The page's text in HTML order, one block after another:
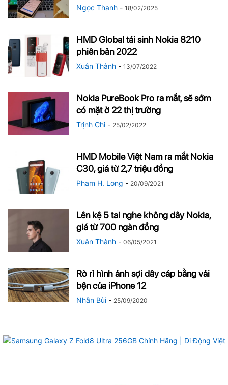
Ngọc Thanh - 18/02/2025
HMD Global tái sinh Nokia 8210
phiên bản 2022
Xuân Thành - 13/07/2022
Nokia PureBook Pro ra mắt, sẽ sớm
có mặt ở 22 thị trường
Trịnh Chi - 25/02/2022
HMD Mobile Việt Nam ra mắt Nokia
C30, giá từ 2,7 triệu đồng
Pham H. Long - 20/09/2021
Lên kệ 5 tai nghe không dây Nokia,
giá từ 700 ngàn đồng
Xuân Thành - 06/05/2021
Rò rỉ hình ảnh sợi dây cáp bằng vải
bện của iPhone 12
Nhẫn Bùi - 25/09/2020